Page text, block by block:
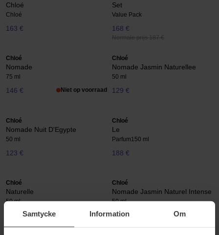
Samtycke Information Om
Chloé
Chloé
163 €
Set
Value Pack
168 €
Normale prijs 187 €
Chloé
Nomade
75 ml
146 € Niet op voorraad
Chloé
Nomade Jasmin Naturellee
50 ml
129 €
Chloé
Nomade Nuit D'Egypte
50 ml
123 €
Chloé
Le
Parfum150 ml
188 €
Chloé
Naturelle
50 ml
129 €
Chloé
Nomade Jasmin Naturel Intense
50 ml
134 €